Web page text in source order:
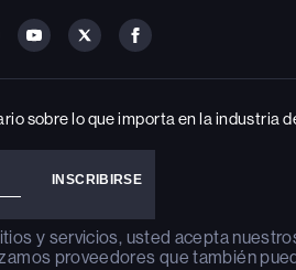
FOLLOW
ON
FOLLOW
ON
FOLLOW
ON
sobre lo que importa en la industria
y servicios, usted acepta
proveedores que también